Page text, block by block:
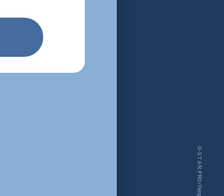
G-STAR.PRO/Fanplus